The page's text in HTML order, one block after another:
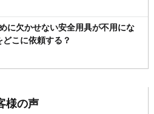
に欠かせない安全用具が不用にな
どこに依頼する？
様の声